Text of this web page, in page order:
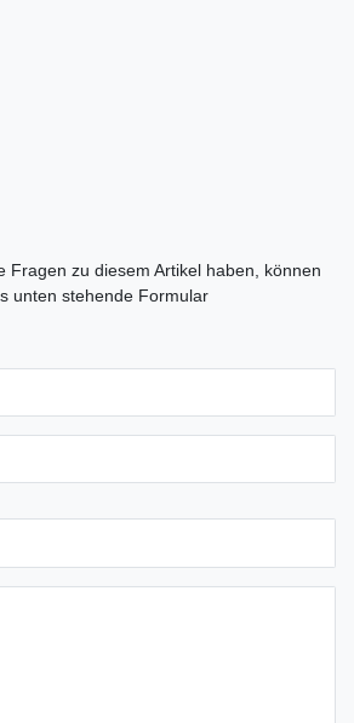
Fragen zu diesem Artikel haben, können
unten stehende Formular